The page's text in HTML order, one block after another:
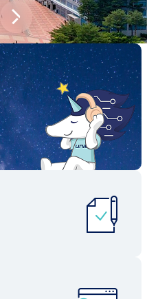
해 나에게 맞는 최
.